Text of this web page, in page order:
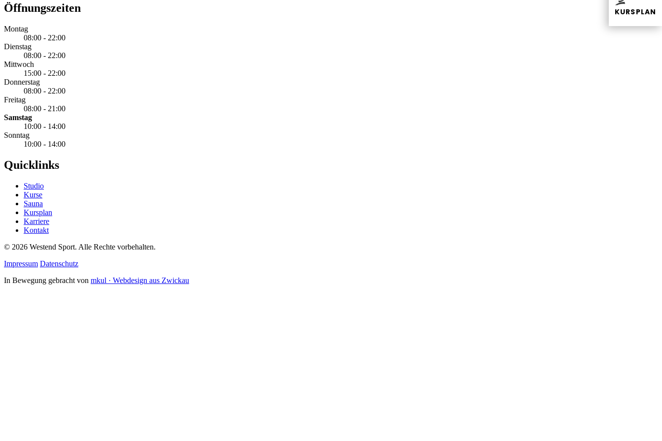
Öffnungszeiten
Montag
08:00 - 22:00
Dienstag
08:00 - 22:00
Mittwoch
15:00 - 22:00
Donnerstag
08:00 - 22:00
Freitag
08:00 - 21:00
Samstag
10:00 - 14:00
Sonntag
10:00 - 14:00
Quicklinks
Studio
Kurse
Sauna
Kursplan
Karriere
Kontakt
© 2026 Westend Sport. Alle Rechte vorbehalten.
Impressum Datenschutz
In Bewegung gebracht von mkul · Webdesign aus Zwickau
KURSPLAN